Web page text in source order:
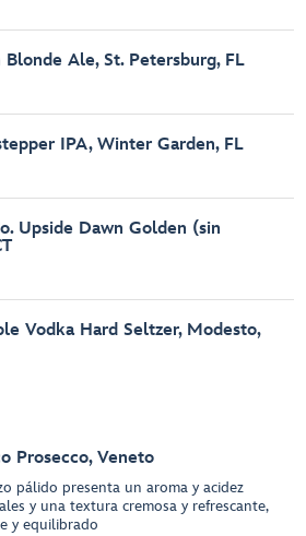
Ale, St. Petersburg, FL
IPA, Winter Garden, FL
Upside Dawn Golden (sin
Vodka Hard Seltzer, Modesto,
Prosecco, Veneto
pálido presenta un aroma y acidez
y una textura cremosa y refrescante,
y equilibrado